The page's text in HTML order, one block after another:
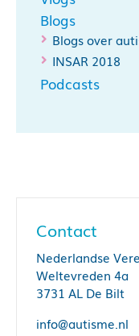
Blogs
Blogs over
INSAR 2018
Podcasts
Contact
Nederlandse
Weltevreden 4a
3731 AL De Bilt
info@autisme.nl